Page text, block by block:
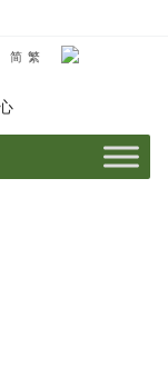
简 繁